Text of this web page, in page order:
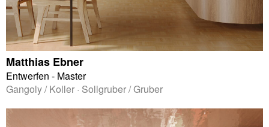
Matthias Ebner
Entwerfen - Master
Gangoly / Koller · Sollgruber / Gruber